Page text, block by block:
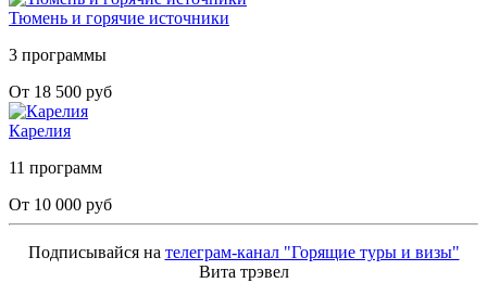
Тюмень и горячие источники
3 программы
От 18 500 руб
Карелия
11 программ
От 10 000 руб
Подписывайся на телеграм-канал "Горящие туры и визы"
Вита трэвел